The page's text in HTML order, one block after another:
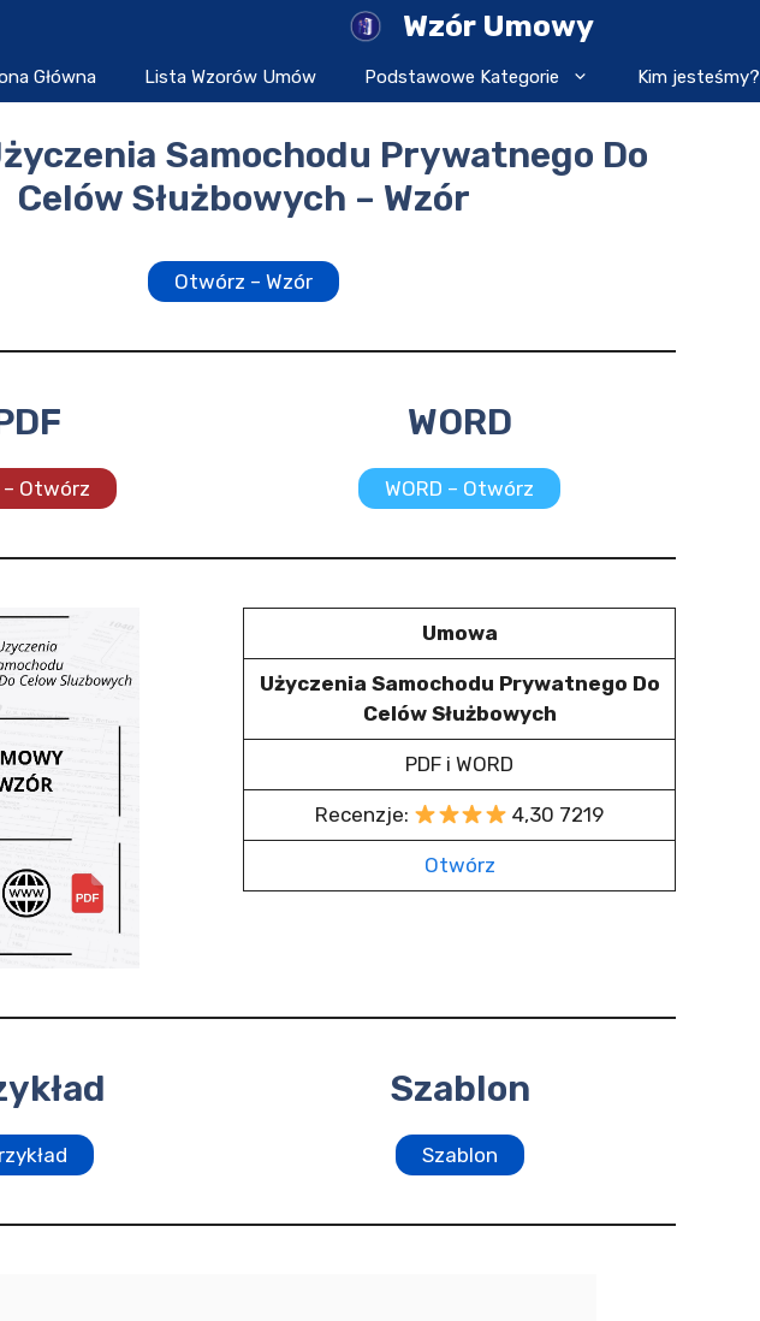
Wzór Umowy
Główna Lista Wzorów Umów Podstawowe Kategorie Kim jesteśmy?
Samochodu Prywatnego Do
Celów Służbowych – Wzór
Otwórz – Wzór
– Otwórz
WORD
WORD – Otwórz
Umowa
Użyczenia Samochodu Prywatnego Do
Celów Służbowych
PDF i WORD
Recenzje: 4,30 7219
Otwórz
Szablon
Szablon